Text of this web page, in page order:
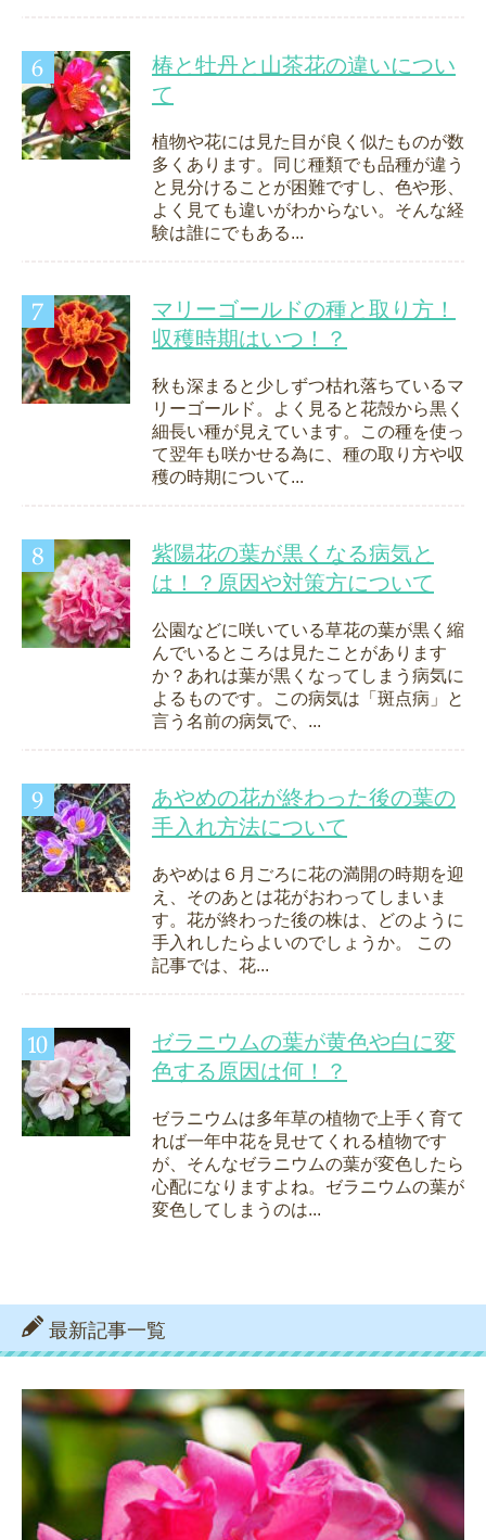
椿と牡丹と山茶花の違いについ
て
植物や花には見た目が良く似たものが数
多くあります。同じ種類でも品種が違う
と見分けることが困難ですし、色や形、
よく見ても違いがわからない。そんな経
験は誰にでもある...
マリーゴールドの種と取り方！
収穫時期はいつ！？
秋も深まると少しずつ枯れ落ちているマ
リーゴールド。よく見ると花殻から黒く
細長い種が見えています。この種を使っ
て翌年も咲かせる為に、種の取り方や収
穫の時期について...
紫陽花の葉が黒くなる病気と
は！？原因や対策方について
公園などに咲いている草花の葉が黒く縮
んでいるところは見たことがあります
か？あれは葉が黒くなってしまう病気に
よるものです。この病気は「斑点病」と
言う名前の病気で、...
あやめの花が終わった後の葉の
手入れ方法について
あやめは６月ごろに花の満開の時期を迎
え、そのあとは花がおわってしまいま
す。花が終わった後の株は、どのように
手入れしたらよいのでしょうか。 この
記事では、花...
ゼラニウムの葉が黄色や白に変
色する原因は何！？
ゼラニウムは多年草の植物で上手く育て
れば一年中花を見せてくれる植物です
が、そんなゼラニウムの葉が変色したら
心配になりますよね。ゼラニウムの葉が
変色してしまうのは...
最新記事一覧